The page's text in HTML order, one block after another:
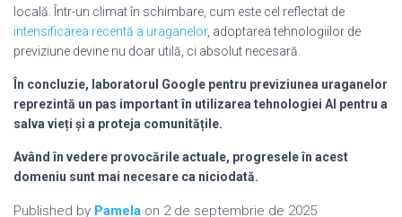
locală. Într-un climat în schimbare, cum este cel reflectat de
intensificarea recentă a uraganelor, adoptarea tehnologiilor de
previziune devine nu doar utilă, ci absolut necesară.
În concluzie, laboratorul Google pentru previziunea uraganelor
reprezintă un pas important în utilizarea tehnologiei AI pentru a
salva vieți și a proteja comunitățile.
Având în vedere provocările actuale, progresele în acest
domeniu sunt mai necesare ca niciodată.
Published by Pamela on 2 de septembrie de 2025